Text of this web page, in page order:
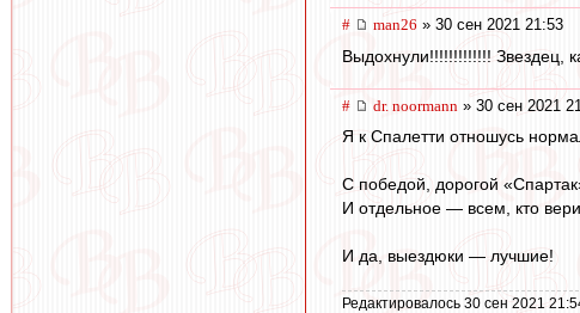
# man26 » 30 сен 2021 21:53
Выдохнули!!!!!!!!!!!!! Звездец,
# dr. noormann » 30 сен 2021
Я к Спалетти отношусь
С победой, дорогой
И отдельное — всем, кто
И да, выездюки — лучшие!
Редактировалось 30 сен 2021